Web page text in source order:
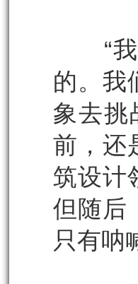
“我
的。我
象去挑
前，还
筑设计
但随后
只有呐